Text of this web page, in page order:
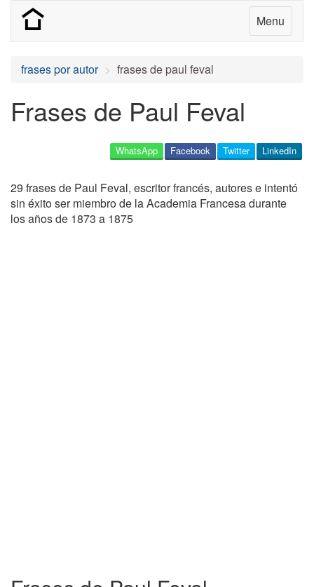
Menu
frases por autor frases de paul feval
Frases de Paul Feval
LinkedIn
Twitter
Facebook
WhatsApp
29 frases de Paul Feval, escritor francés, autores e intentó
sin éxito ser miembro de la Academia Francesa durante
los años de 1873 a 1875